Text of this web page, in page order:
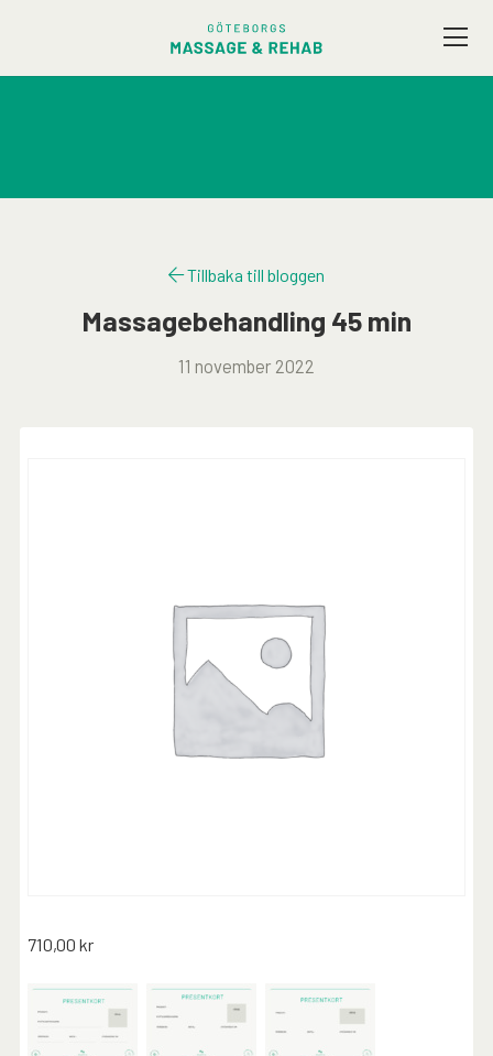
Terapeuter
Tillbaka till bloggen
Massagebehandling 45 min
11 november 2022
710,00kr